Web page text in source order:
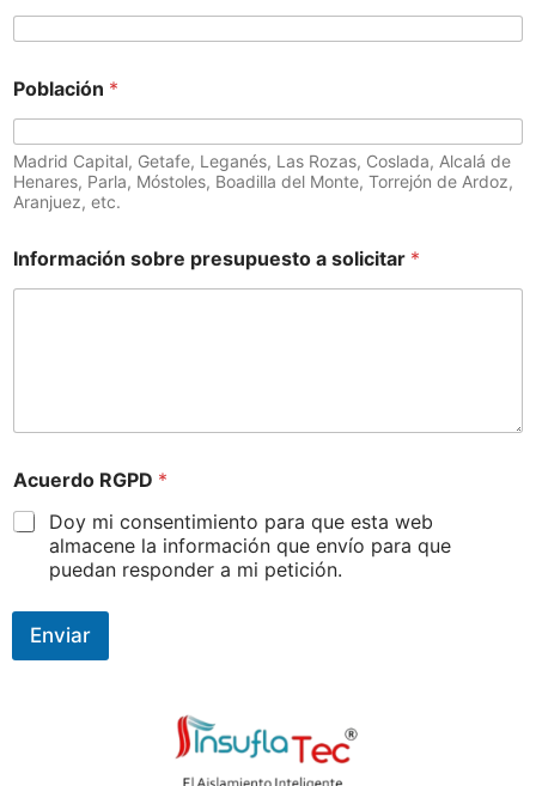
Población *
Madrid Capital, Getafe, Leganés, Las Rozas, Coslada, Alcalá de
Henares, Parla, Móstoles, Boadilla del Monte, Torrejón de Ardoz,
Aranjuez, etc.
Información sobre presupuesto a solicitar *
Acuerdo RGPD *
Doy mi consentimiento para que esta web
almacene la información que envío para que
puedan responder a mi petición.
Enviar